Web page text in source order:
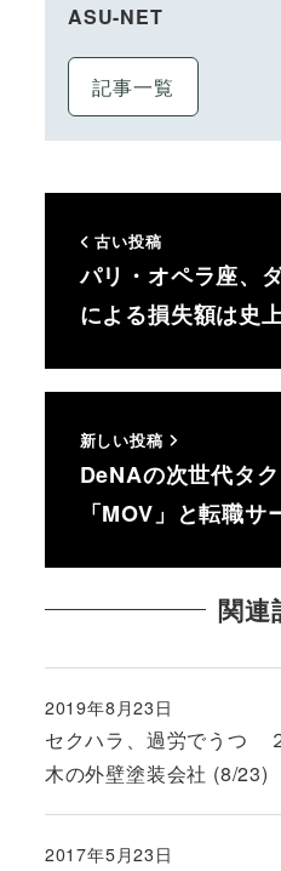
ASU-NET
記事一覧
古い投稿
パリ・オペラ座、
による損失額は史
新しい投稿
DeNAの次世代タ
「MOV」と転職
関連
セクハラ、過労でうつ
木の外壁塗装会社 (8/23)
投稿日
2019年8月23日
2017年5月23日